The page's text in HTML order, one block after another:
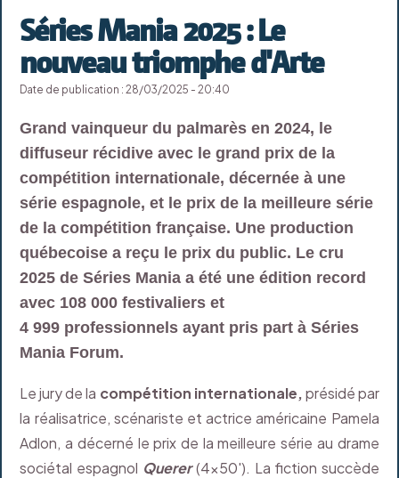
Séries Mania 2025 : Le
nouveau triomphe d'Arte
Date de publication : 28/03/2025 - 20:40
Grand vainqueur du palmarès en 2024, le
diffuseur récidive avec le grand prix de la
compétition internationale, décernée à une
série espagnole, et le prix de la meilleure série
de la compétition française. Une production
québecoise a reçu le prix du public. Le cru
2025 de Séries Mania a été une édition record
avec 108 000 festivaliers et
4 999 professionnels ayant pris part à Séries
Mania Forum.
Le jury de la compétition internationale,présidé par
la réalisatrice, scénariste et actrice américaine Pamela
Adlon, a décerné le prix de la meilleure série au drame
sociétal espagnol Querer(4x50'). La fiction succède